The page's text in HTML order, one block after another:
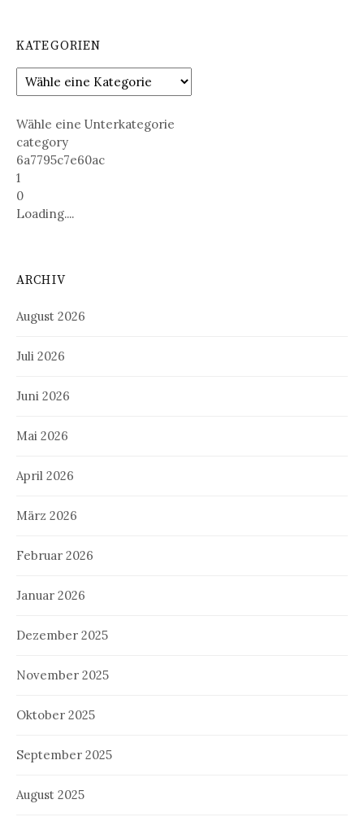
KATEGORIEN
Wähle eine Unterkategorie
category
6a7795c7e60ac
1
0
Loading....
ARCHIV
August 2026
Juli 2026
Juni 2026
Mai 2026
April 2026
März 2026
Februar 2026
Januar 2026
Dezember 2025
November 2025
Oktober 2025
September 2025
August 2025